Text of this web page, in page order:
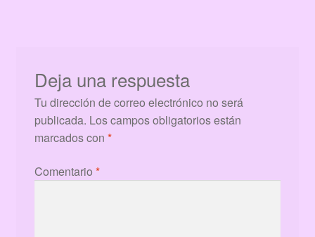
Deja una respuesta
Tu dirección de correo electrónico no será
publicada. Los campos obligatorios están
marcados con *
Comentario *